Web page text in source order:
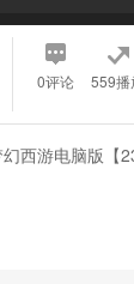
0评论 559播